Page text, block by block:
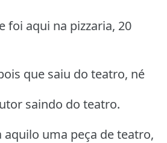
foi aqui na pizzaria, 20
que saiu do teatro, né
saindo do teatro.
aquilo uma peça de teatro,